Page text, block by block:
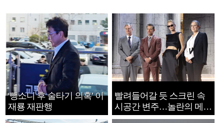
‘뺑소니 후 술타기 의혹’ 이
재룡 재판행
빨려들어갈 듯 스크린 속
시공간 변주…놀란의 메시
지는 ‘전쟁 속죄’